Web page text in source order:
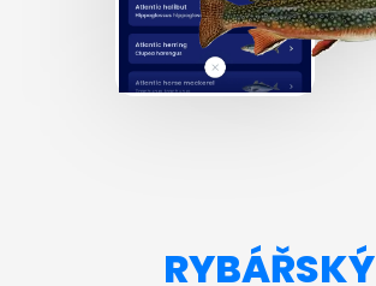
RYBÁŘSKÝ